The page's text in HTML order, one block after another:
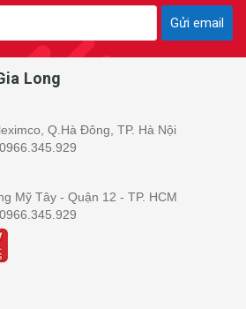
Gửi email
Long
Q.Hà Đông, TP. Hà Nội
Mỹ Tây - Quận 12 - TP. HCM